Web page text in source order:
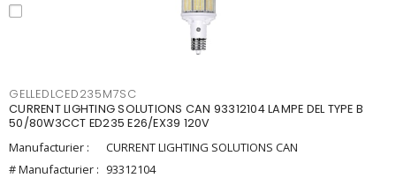
GELLEDLCED235M7SC
CURRENT LIGHTING SOLUTIONS CAN 93312104 LAMPE DEL TYPE B
50/80W3CCT ED235 E26/EX39 120V
Manufacturier :
CURRENT LIGHTING SOLUTIONS CAN
# Manufacturier : 93312104